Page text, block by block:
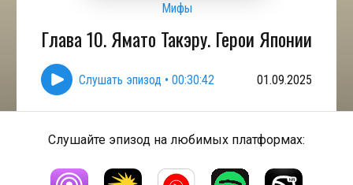
Мифы
Глава 10. Ямато Такэру. Герои Японии
Слушать эпизод • 00:30:42 01.09.2025
Слушайте эпизод на любимых платформах: